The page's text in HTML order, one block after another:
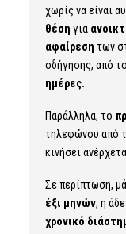
χωρίς να είναι
θέση για
αφαίρεση των
οδήγησης, από
ημέρες.
Παράλληλα, το
τηλεφώνου από
κινήσει
Σε περίπτωση,
έξι μηνών, η
χρονικό